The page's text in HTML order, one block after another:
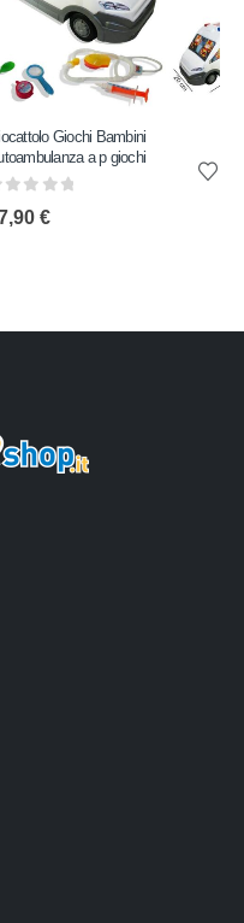
Giochi Bambini
a p giochi
€